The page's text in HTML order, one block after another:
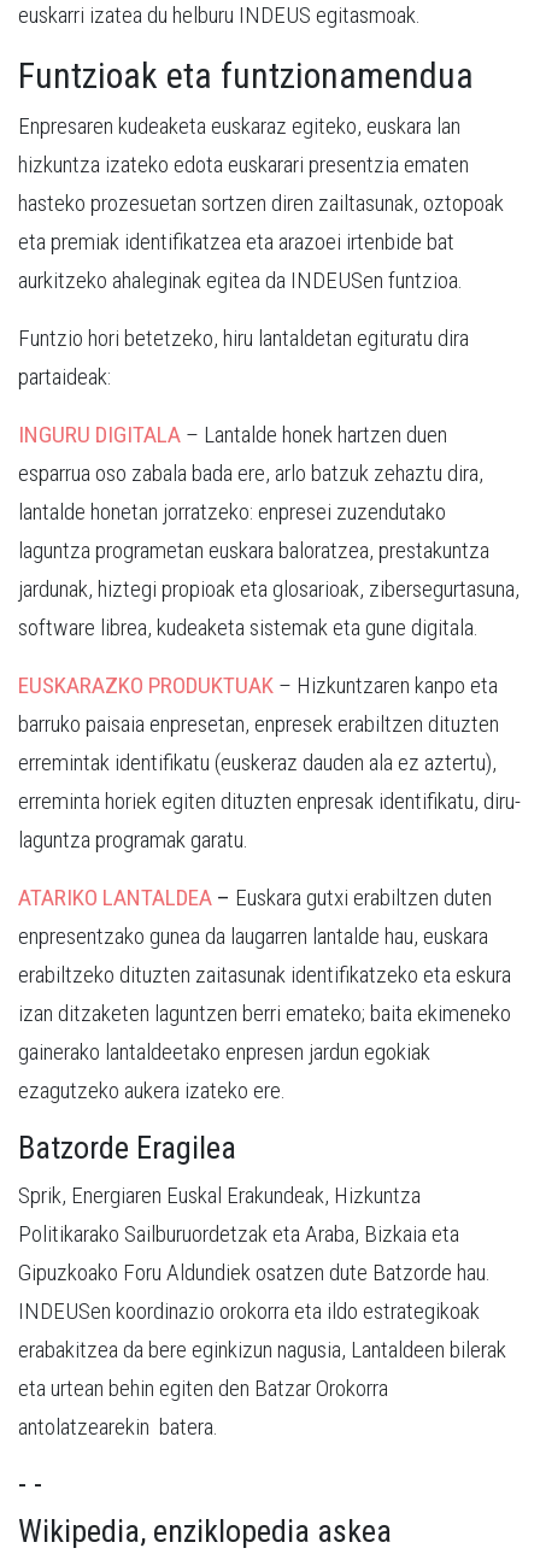
euskarri izatea du helburu INDEUS egitasmoak.
Funtzioak eta funtzionamendua
Enpresaren kudeaketa euskaraz egiteko, euskara lan
hizkuntza izateko edota euskarari presentzia ematen
hasteko prozesuetan sortzen diren zailtasunak, oztopoak
eta premiak identifikatzea eta arazoei irtenbide bat
aurkitzeko ahaleginak egitea da INDEUSen funtzioa.
Funtzio hori betetzeko, hiru lantaldetan egituratu dira
partaideak:
INGURU DIGITALA – Lantalde honek hartzen duen
esparrua oso zabala bada ere, arlo batzuk zehaztu dira,
lantalde honetan jorratzeko: enpresei zuzendutako
laguntza programetan euskara baloratzea, prestakuntza
jardunak, hiztegi propioak eta glosarioak, zibersegurtasuna,
software librea, kudeaketa sistemak eta gune digitala.
EUSKARAZKO PRODUKTUAK – Hizkuntzaren kanpo eta
barruko paisaia enpresetan, enpresek erabiltzen dituzten
erremintak identifikatu (euskeraz dauden ala ez aztertu),
erreminta horiek egiten dituzten enpresak identifikatu, diru-
laguntza programak garatu.
ATARIKO LANTALDEA – Euskara gutxi erabiltzen duten
enpresentzako gunea da laugarren lantalde hau, euskara
erabiltzeko dituzten zaitasunak identifikatzeko eta eskura
izan ditzaketen laguntzen berri emateko; baita ekimeneko
gainerako lantaldeetako enpresen jardun egokiak
ezagutzeko aukera izateko ere.
Batzorde Eragilea
Sprik, Energiaren Euskal Erakundeak, Hizkuntza
Politikarako Sailburuordetzak eta Araba, Bizkaia eta
Gipuzkoako Foru Aldundiek osatzen dute Batzorde hau.
INDEUSen koordinazio orokorra eta ildo estrategikoak
erabakitzea da bere eginkizun nagusia, Lantaldeen bilerak
eta urtean behin egiten den Batzar Orokorra
antolatzearekin batera.
- -
Wikipedia, enziklopedia askea